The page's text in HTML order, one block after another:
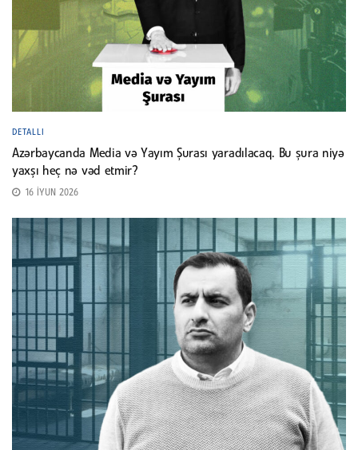
DETALLI
Azərbaycanda Media və Yayım Şurası yaradılacaq. Bu şura niyə
yaxşı heç nə vəd etmir?
16 İYUN 2026